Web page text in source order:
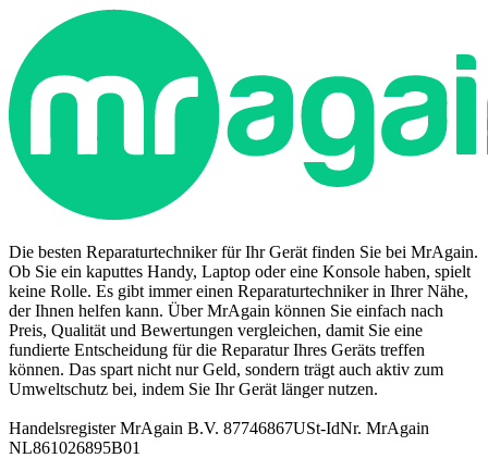
Die besten Reparaturtechniker für Ihr Gerät finden Sie bei MrAgain.
Ob Sie ein kaputtes Handy, Laptop oder eine Konsole haben, spielt
keine Rolle. Es gibt immer einen Reparaturtechniker in Ihrer Nähe,
der Ihnen helfen kann. Über MrAgain können Sie einfach nach
Preis, Qualität und Bewertungen vergleichen, damit Sie eine
fundierte Entscheidung für die Reparatur Ihres Geräts treffen
können. Das spart nicht nur Geld, sondern trägt auch aktiv zum
Umweltschutz bei, indem Sie Ihr Gerät länger nutzen.
Handelsregister MrAgain B.V. 87746867USt-IdNr. MrAgain
NL861026895B01